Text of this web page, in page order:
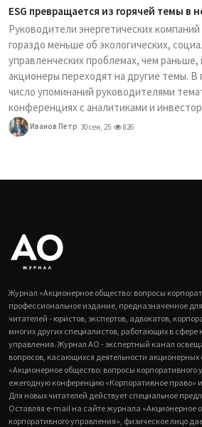
ESG превращается из горячей темы в
Руководители энергетических
гораздо меньше об экологических,
управленческих проблемах, чем раньше,
акционеры переходят на другие темы. В
число упоминаний руководителями
конференциях с аналитиками и
Иванов Петр 30 сен, 25 826
Журнал «Акционерное общество: вопросы
профессиональное издание, предназначенное
читателей - юристов, экспертов, адвокатов,
многих других специалистов, работающих в сфере
управления. Журнал АО - экспертный канал
вопросов, касающихся деятельности
«Акционерное общество: вопросы корпоративного
ежегодную конференцию «Корпоративное право»
Для новых читателей действует специальное
Оставляя e-mail на сайте журнала «Акционерное
корпоративного управления», физическое лицо